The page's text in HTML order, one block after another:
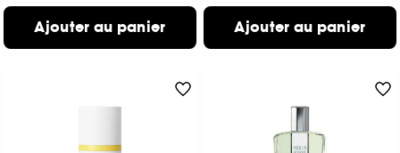
Ajouter au panier Ajouter au panier